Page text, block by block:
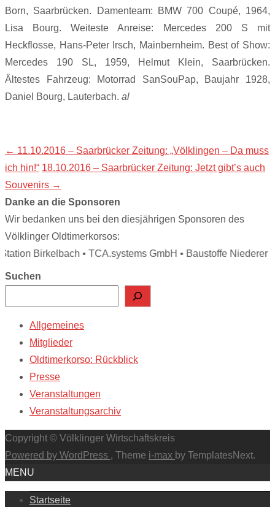
Born, Saarbrücken. Damenteam: BMW 700 Coupé, 1964,
Lisa Bourg. Weiteste Anreise: Mercedes 200 S mit
Heckflosse, Hans-Peter Irsch, Mainbernheim. Best of Show:
Mercedes 190 SL, 1959, Helmut Klein, Saarbrücken.
Ältestes Fahrzeug: Motorrad SanSouPap, Baujahr 1928,
Daniel Bourg, Lauterbach. al
Post
navigation
← 11.10.2016 – Saarbrücker Zeitung: „Völklingen – Da muss
ich hin!“ 18.10.2016 – Saarbrücker Zeitung: Jetzt gibt’s auch
Souvenirs →
Danke an die Sponsoren
Wir bedanken uns bei den diesjährigen Sponsoren des
Völklinger Oldtimerkorsos:
Birkelbach • TCA.systems GmbH • Baustoffe Niederer •
Suchen
Allgemeines
Mitglieder
Oldtimerkorso: Rückblick
Presse
Veranstaltungen
Veranstaltungsarchiv
Copyright © Völklinger Wirtschaftskreis
Powered by WordPress , Theme i-max by TemplatesNext.
MENU
Startseite